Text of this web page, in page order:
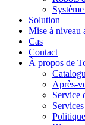
Solution​
Mise à niveau
Cas
Contact
À propos de
Après-
Service